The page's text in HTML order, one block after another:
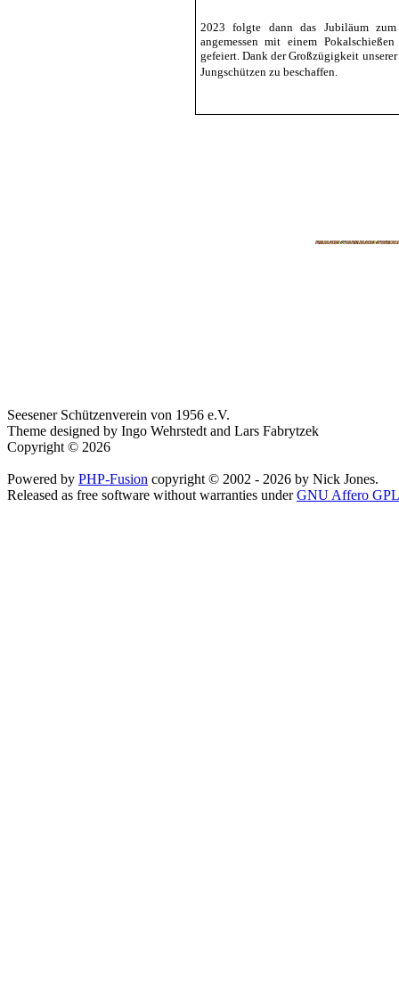
2023 folgte dann das Jubiläum zum
angemessen mit einem
gefeiert. Dank der Großzügigkeit
Jungschützen zu beschaffen.
Seesener Schützenverein von 1956 e.V.
Theme designed by Ingo Wehrstedt and Lars Fabrytzek
Copyright © 2026
Powered by PHP-Fusion copyright © 2002 - 2026 by Nick Jones.
Released as free software without warranties underGNU Affero GPL